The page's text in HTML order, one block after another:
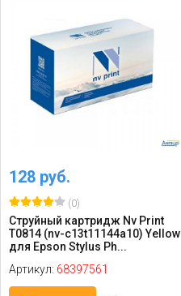
128 руб.
(0)
Струйный картридж Nv Print
T0814 (nv-c13t11144a10) Yellow
для Epson Stylus Ph...
Артикул: 68397561